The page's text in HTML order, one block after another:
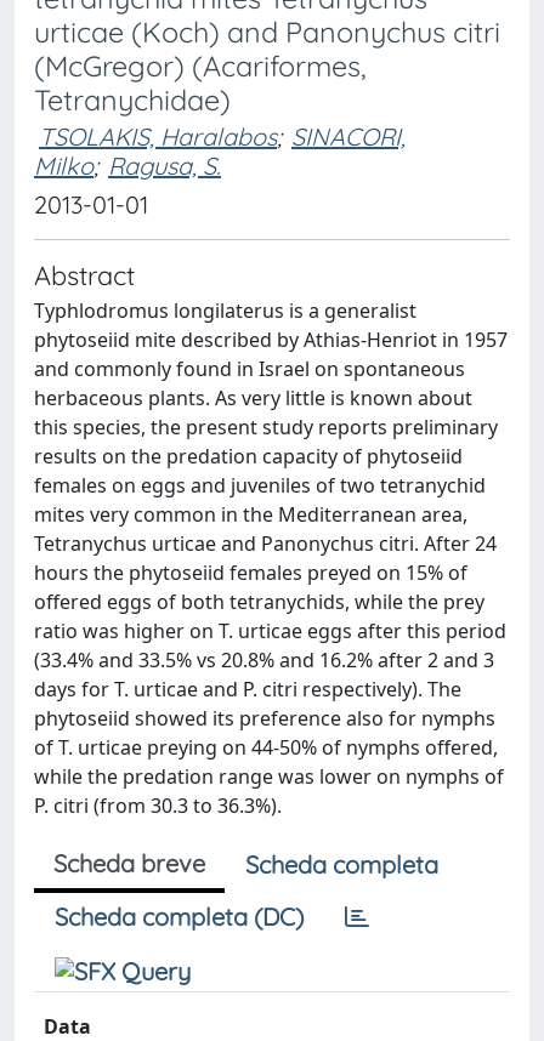
urticae (Koch) and Panonychus citri
(McGregor) (Acariformes,
Tetranychidae)
TSOLAKIS, Haralabos; SINACORI,
Milko; Ragusa, S.
2013-01-01
Abstract
Typhlodromus longilaterus is a generalist
phytoseiid mite described by Athias-Henriot in 1957
and commonly found in Israel on spontaneous
herbaceous plants. As very little is known about
this species, the present study reports preliminary
results on the predation capacity of phytoseiid
females on eggs and juveniles of two tetranychid
mites very common in the Mediterranean area,
Tetranychus urticae and Panonychus citri. After 24
hours the phytoseiid females preyed on 15% of
offered eggs of both tetranychids, while the prey
ratio was higher on T. urticae eggs after this period
(33.4% and 33.5% vs 20.8% and 16.2% after 2 and 3
days for T. urticae and P. citri respectively). The
phytoseiid showed its preference also for nymphs
of T. urticae preying on 44-50% of nymphs offered,
while the predation range was lower on nymphs of
P. citri (from 30.3 to 36.3%).
Scheda breve
Scheda completa
Scheda completa (DC)
Data